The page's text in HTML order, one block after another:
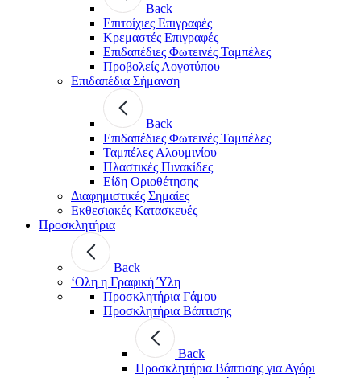
Back
Επιτοίχιες Επιγραφές
Κρεμαστές Επιγραφές
Επιδαπέδιες Φωτεινές Ταμπέλες
Προβολείς Λογοτύπου
Επιδαπέδια Σήμανση
Back
Επιδαπέδιες Φωτεινές Ταμπέλες
Ταμπέλες Αλουμινίου
Πλαστικές Πινακίδες
Είδη Οριοθέτησης
Διαφημιστικές Σημαίες
Εκθεσιακές Κατασκευές
Προσκλητήρια
Back
‘Ολη η Γραφική Ύλη
Προσκλητήρια Γάμου
Προσκλητήρια Βάπτισης
Back
Προσκλητήρια Βάπτισης για Αγόρι